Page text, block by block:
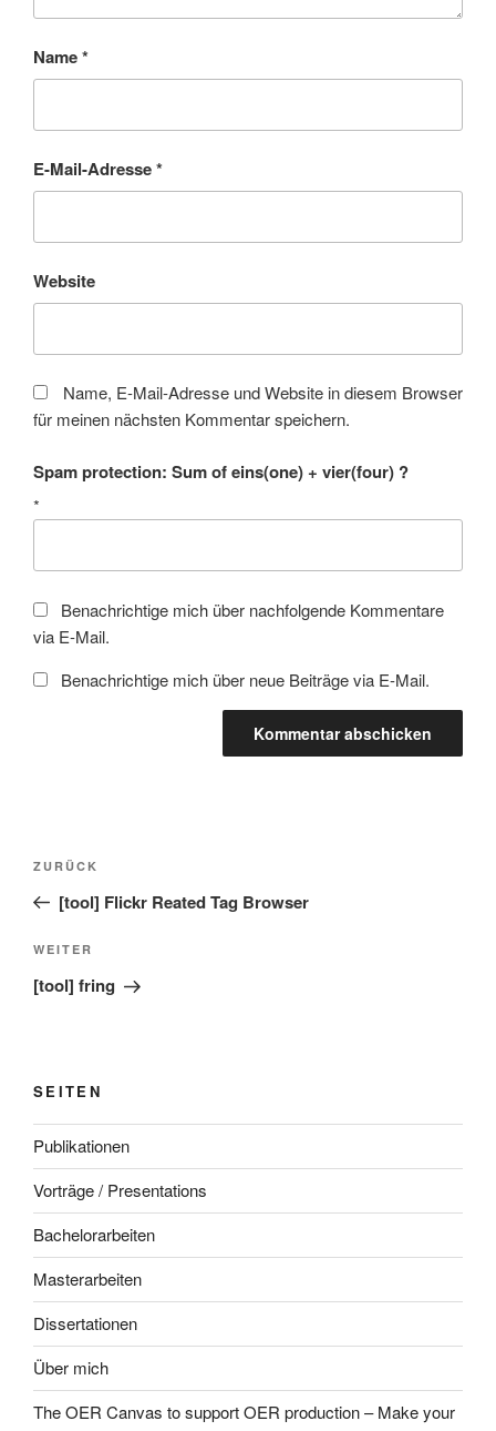
Name*
E-Mail-Adresse*
Website
Name, E-Mail-Adresse und Website in diesem Browser
für meinen nächsten Kommentar speichern.
Spam protection: Sum of eins(one) + vier(four) ?
*
Benachrichtige mich über nachfolgende Kommentare
via E-Mail.
Benachrichtige mich über neue Beiträge via E-Mail.
Beitragsnavigation
Vorheriger
Beitrag
ZURÜCK
[tool] Flickr Reated Tag Browser
Nächster
Beitrag
WEITER
[tool] fring
SEITEN
Publikationen
Vorträge / Presentations
Bachelorarbeiten
Masterarbeiten
Dissertationen
Über mich
The OER Canvas to support OER production – Make your